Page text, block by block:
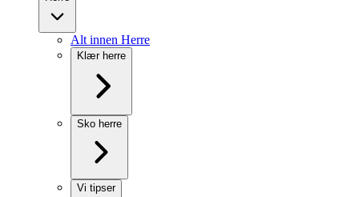
Alt innen Herre
Klær herre
Sko herre
Vi tipser